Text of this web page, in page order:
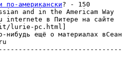
американски? - 150
and in the Americam Way
internete в Питере на сайте
lurie-pc.html]
нибудь ещё о материалах